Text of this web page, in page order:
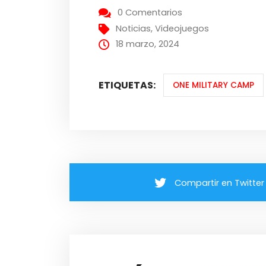
0 Comentarios
Noticias,Videojuegos
18 marzo, 2024
ETIQUETAS: ONE MILITARY CAMP
Compartir en Twitter